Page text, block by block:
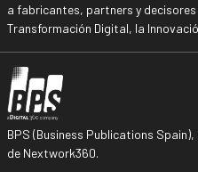
a fabricantes, partners y
Transformación Digital, la
BPS (Business Publications
de Nextwork360.